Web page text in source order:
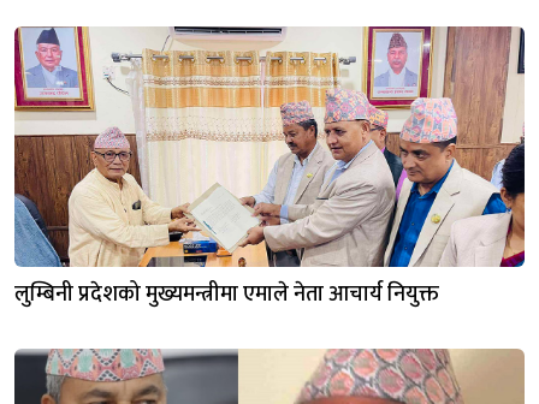
लुम्बिनी प्रदेशको मुख्यमन्त्रीमा एमाले नेता आचार्य नियुक्त